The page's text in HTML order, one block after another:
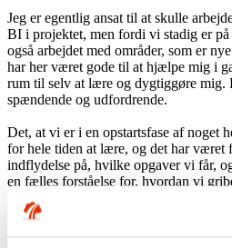
Jeg er egentlig ansat til at skulle
BI i projektet, men fordi vi stadig er
også arbejdet med områder, som er
har her været gode til at hjælpe mig i
rum til selv at lære og dygtiggøre mig.
spændende og udfordrende.
Det, at vi er i en opstartsfase af noget
for hele tiden at lære, og det har været
indflydelse på, hvilke opgaver vi får,
en fælles forståelse for, hvordan vi